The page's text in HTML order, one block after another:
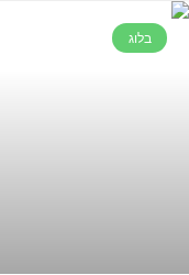
בלוג